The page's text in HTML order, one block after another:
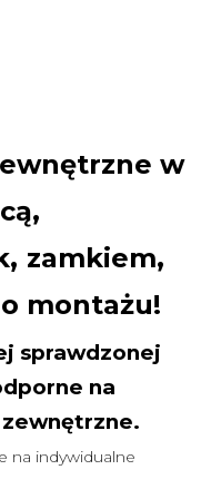
w
, zamkiem,
montażu!
sprawdzonej
na
na indywidualne